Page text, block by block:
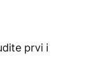
prvi i